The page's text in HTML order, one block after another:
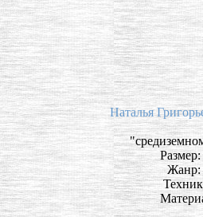
Наталья
Жанр: